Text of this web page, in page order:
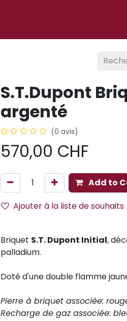
S.T.Dupont
argenté
(0 avis)
570,00 CHF
Add to
Ajouter à la liste de souhaits
Briquet S.T. Dupont Initial,
palladium.
Doté d'une double flamme
Pierre à briquet associée:
Recharge de gaz associée: